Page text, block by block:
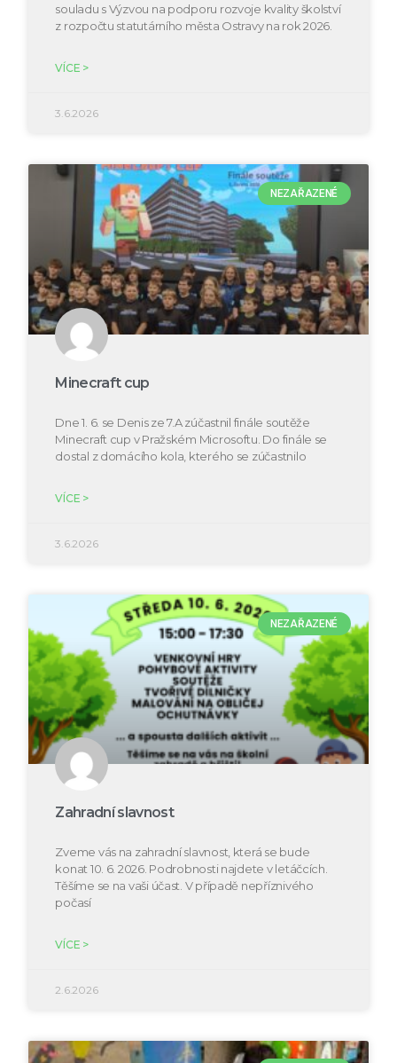
souladu s Výzvou na podporu rozvoje kvality školství
z rozpočtu statutárního města Ostravy na rok 2026.
VÍCE >
3.6.2026
NEZAŘAZENÉ
Minecraft cup
Dne 1. 6. se Denis ze 7.A zúčastnil finále soutěže
Minecraft cup v Pražském Microsoftu. Do finále se
dostal z domácího kola, kterého se zúčastnilo
VÍCE >
3.6.2026
NEZAŘAZENÉ
Zahradní slavnost
Zveme vás na zahradní slavnost, která se bude
konat 10. 6. 2026. Podrobnosti najdete v letáčcích.
Těšíme se na vaši účast. V případě nepříznivého
počasí
VÍCE >
2.6.2026